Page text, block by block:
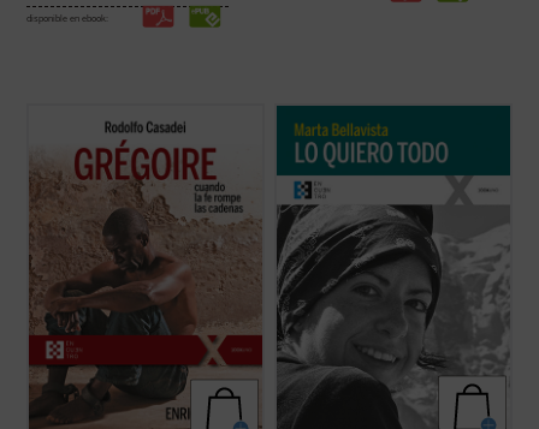
disponible en ebook:
Grégoire Ahongbonon ha realizado un
pequeño milagro en Costa de Marfil, Benín,
Togo y Burkina Faso: rescatar en tan solo
veinticinco años a sesenta mil personas
con enfermedad mental, estigmatizadas,
marginadas, encadenadas por ser ...(ver
ficha)
La vida de Marta, una larga carrera de
apenas veintisiete años, se tornará
dramática y lúcida con la reaparición de la
enfermedad que la llevaría a la muerte dos
años después. Marta afrontará esta
circunstancia como ocasión para vivir ...
(ver ficha)